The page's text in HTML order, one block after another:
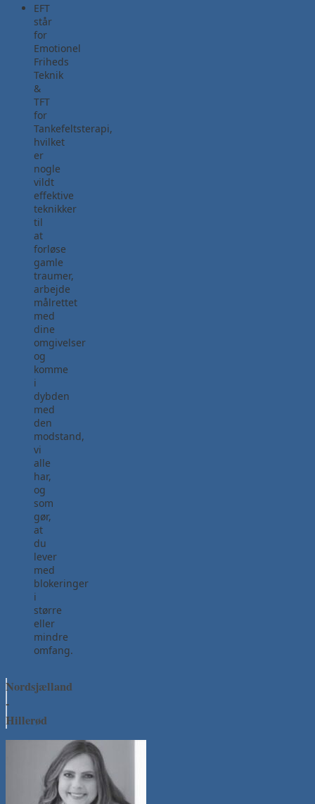
EFT
står
for
Emotionel
Friheds
Teknik
&
TFT
for
Tankefeltsterapi,
hvilket
er
nogle
vildt
effektive
teknikker
til
at
forløse
gamle
traumer,
arbejde
målrettet
med
dine
omgivelser
og
komme
i
dybden
med
den
modstand,
vi
alle
har,
og
som
gør,
at
du
lever
med
blokeringer
i
større
eller
mindre
omfang.
Nordsjælland
-
Hillerød